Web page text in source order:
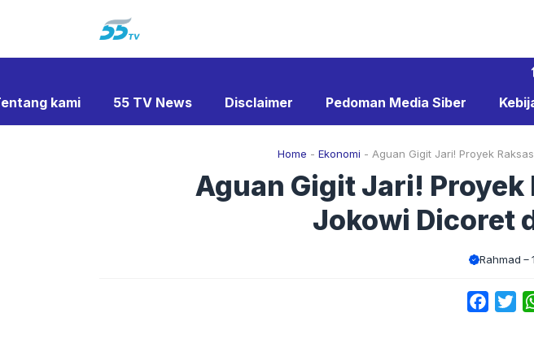
kami 55 TV News Disclaimer Pedoman Media Siber
Home - Ekonomi - Aguan Gigit Jari! Proyek
Aguan Gigit Jari! Proyek
Jokowi Dicoret
Rahmad